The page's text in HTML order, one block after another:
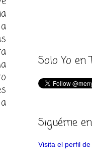
Solo Yo en
Siguéme
Visita el perfil